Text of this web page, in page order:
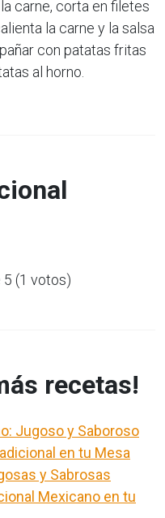
carne, corta en filetes
la carne y la salsa
con patatas fritas
al horno.
5 (1 votos)
recetas!
Jugoso y Saboroso
en tu Mesa
y Sabrosas
Mexicano en tu